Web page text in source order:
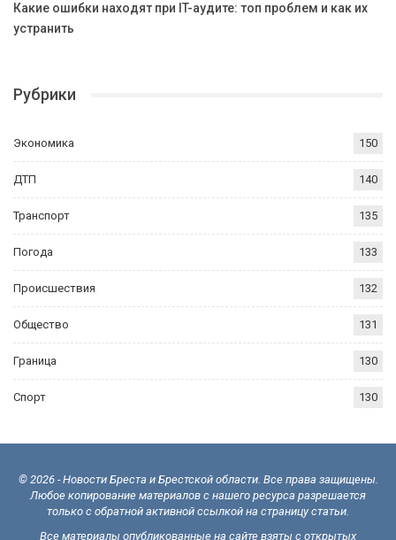
Какие ошибки находят при IT-аудите: топ проблем и как их
устранить
Рубрики
Экономика 150
ДТП 140
Транспорт 135
Погода 133
Происшествия 132
Общество 131
Граница 130
Спорт 130
© 2026 - Новости Бреста и Брестской области. Все права защищены.
Любое копирование материалов с нашего ресурса разрешается
только с обратной активной ссылкой на страницу статьи.
Все материалы опубликованные на сайте взяты с открытых